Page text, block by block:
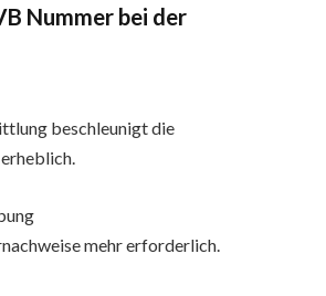
Nummer bei der
beschleunigt die
mehr erforderlich.